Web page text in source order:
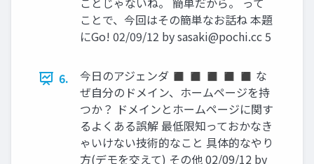
ことで、今回はその簡単なお話ね 本題
にGo! 02/09/12 bysasaki@pochi.cc5
6.
今日のアジェンダ ◼ ◼ ◼ ◼ ◼ な
ぜ自分のドメイン、ホームページを持
つか？ ドメインとホームページに関す
るよくある誤解 最低限知っておかなき
ゃいけない技術的なこと 具体的なやり
方(デモを交えて) その他 02/09/12 by